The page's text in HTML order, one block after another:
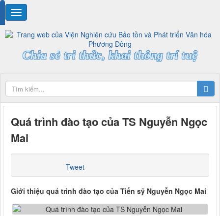
Chia sẻ tri thức, khai thông trí tuệ
Quá trình đào tạo của TS Nguyễn Ngọc
Mai
Tweet
Giới thiệu quá trình đào tạo của Tiến sỹ Nguyễn Ngọc Mai